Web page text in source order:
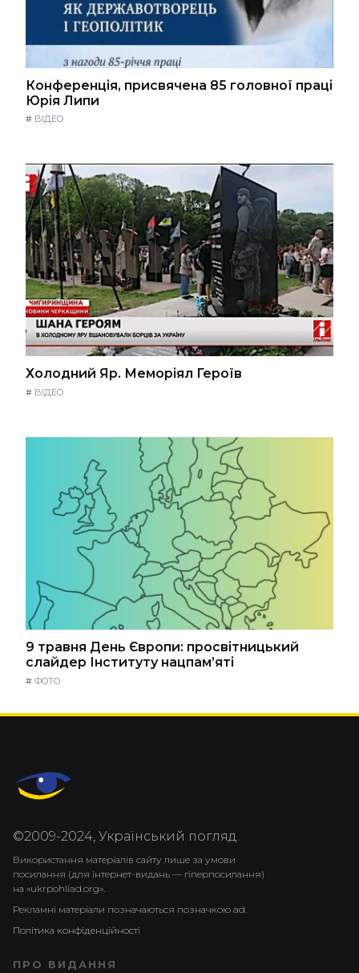
Конференція, присвячена 85 головної праці
Юрія Липи
# ВІДЕО
Холодний Яр. Меморіял Героїв
# ВІДЕО
9 травня День Європи: просвітницький
слайдер Інституту нацпам’яті
# ФОТО
©2009-2024, Український погляд.
Використання матеріалів сайту лише за умови
посилання (для інтернет-видань — гіперпосилання)
на «ukrpohliad.org».
Рекламні матеріали позначаються позначкою ad.
Політика конфіденційності
ПРО ВИДАННЯ